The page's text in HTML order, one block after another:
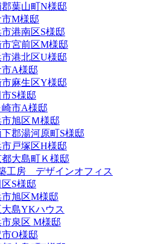
郡葉山町N様邸
市M様邸
市港南区S様邸
市宮前区M様邸
市港北区U様邸
市A様邸
市麻生区Y様邸
市S様邸
崎市A様邸
市旭区Ｍ様邸
下郡湯河原町S様邸
市戸塚区H様邸
都大島町Ｋ様邸
工房 デザインオフィス
区S様邸
市旭区M様邸
大島YKハウス
市泉区 M様邸
市O様邸